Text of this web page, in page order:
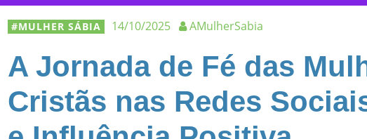
MULHER SÁBIA 14/10/2025 AMulherSabia
A Jornada de Fé das
Cristãs nas Redes